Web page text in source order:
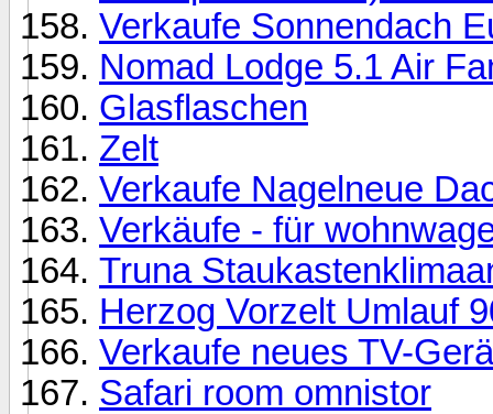
Verkaufe Sonnendach
Nomad Lodge 5.1 Air
Glasflaschen
Zelt
Verkaufe Nagelneue
Verkäufe - für
Truna
Herzog Vorzelt Umlauf
Verkaufe neues TV-
Safari room omnistor